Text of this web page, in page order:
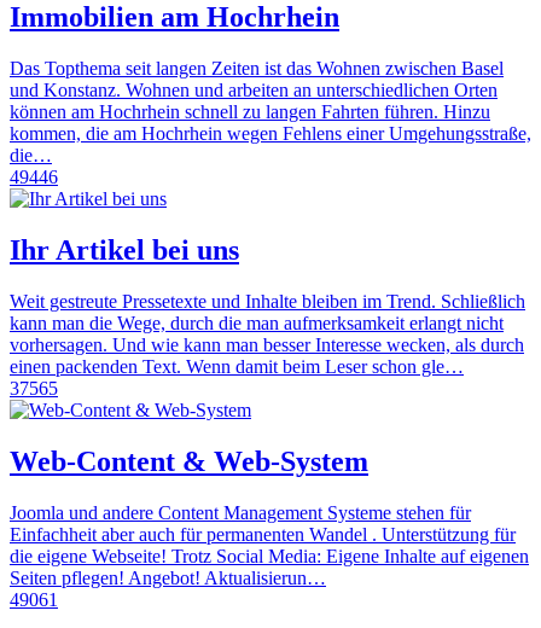
Immobilien am Hochrhein
Das Topthema seit langen Zeiten ist das Wohnen zwischen Basel
und Konstanz. Wohnen und arbeiten an unterschiedlichen Orten
können am Hochrhein schnell zu langen Fahrten führen. Hinzu
kommen, die am Hochrhein wegen Fehlens einer Umgehungsstraße,
die…
49446
Ihr Artikel bei uns
Weit gestreute Pressetexte und Inhalte bleiben im Trend. Schließlich
kann man die Wege, durch die man aufmerksamkeit erlangt nicht
vorhersagen. Und wie kann man besser Interesse wecken, als durch
einen packenden Text. Wenn damit beim Leser schon gle…
37565
Web-Content & Web-System
Joomla und andere Content Management Systeme stehen für
Einfachheit aber auch für permanenten Wandel . Unterstützung für
die eigene Webseite! Trotz Social Media: Eigene Inhalte auf eigenen
Seiten pflegen! Angebot! Aktualisierun…
49061